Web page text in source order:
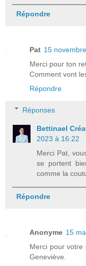
Répondre
Pat 15
Merci pour ton
Comment vont
Répondre
Réponses
Bettinael
2023 à 16:22
Merci Pat,
se portent
comme la
Répondre
Anonyme 15
Merci pour votre
Geneviève.